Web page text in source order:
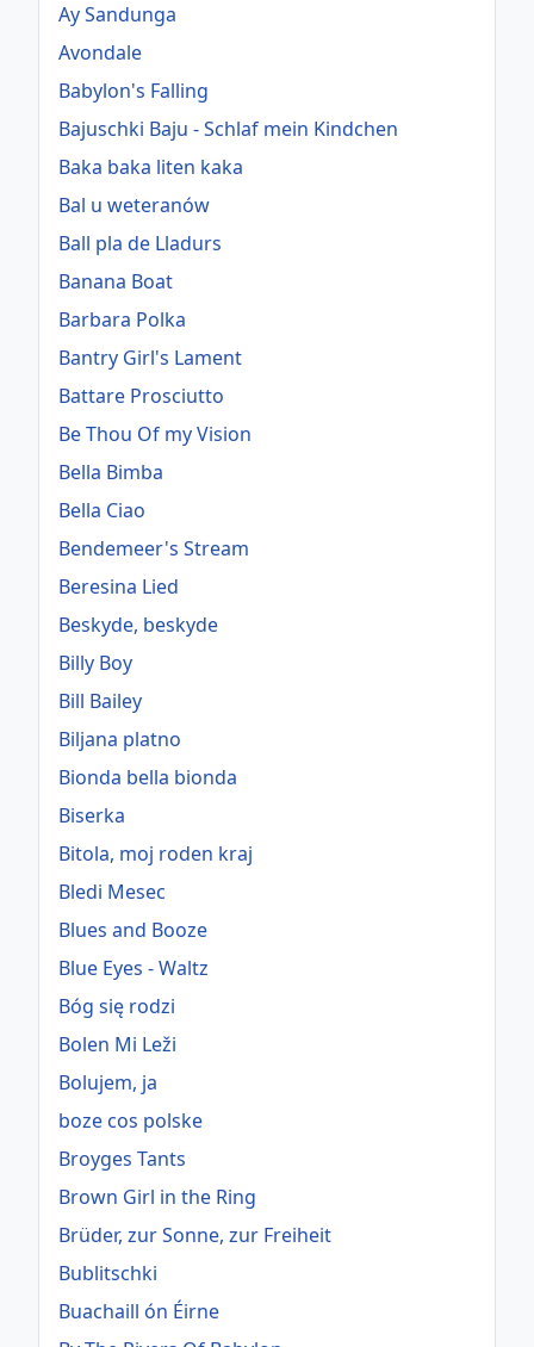
Ay Sandunga
Avondale
Babylon's Falling
Bajuschki Baju - Schlaf mein Kindchen
Baka baka liten kaka
Bal u weteranów
Ball pla de Lladurs
Banana Boat
Barbara Polka
Bantry Girl's Lament
Battare Prosciutto
Be Thou Of my Vision
Bella Bimba
Bella Ciao
Bendemeer's Stream
Beresina Lied
Beskyde, beskyde
Billy Boy
Bill Bailey
Biljana platno
Bionda bella bionda
Biserka
Bitola, moj roden kraj
Bledi Mesec
Blues and Booze
Blue Eyes - Waltz
Bóg się rodzi
Bolen Mi Leži
Bolujem, ja
boze cos polske
Broyges Tants
Brown Girl in the Ring
Brüder, zur Sonne, zur Freiheit
Bublitschki
Buachaill ón Éirne